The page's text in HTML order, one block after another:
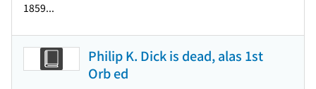
1859...
Philip K. Dick is dead, alas 1st
Orb ed